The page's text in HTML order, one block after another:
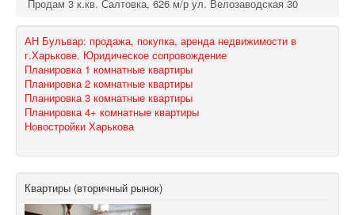
Продам 3 к.кв. Салтовка, 626 м/р ул. Велозаводская 30
АН Бульвар: продажа, покупка, аренда недвижимости в
г.Харькове. Юридическое сопровождение
Планировка 1 комнатные квартиры
Планировка 2 комнатные квартиры
Планировка 3 комнатные квартиры
Планировка 4+ комнатные квартиры
Новостройки Харькова
Квартиры (вторичный рынок)